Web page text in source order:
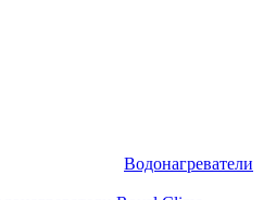
Водонагреватели